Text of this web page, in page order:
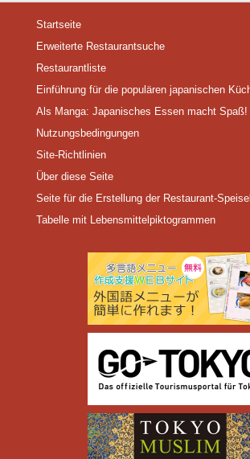
Startseite
Erweiterte Restaurantsuche
Restaurantliste
Einführung für die populären japanischen
Als Manga: Japanisches Essen macht Spaß!
Nutzungsbedingungen
Site-Richtlinien
Über diese Seite
Seite für die Erstellung der Restaurant-
Tabelle mit Lebensmittelpiktogrammen